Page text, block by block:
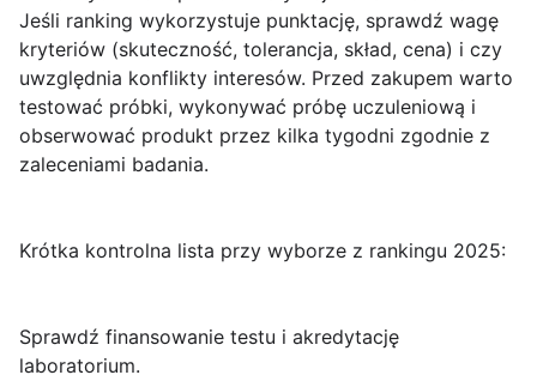
Jeśli ranking wykorzystuje punktację, sprawdź wagę
kryteriów (skuteczność, tolerancja, skład, cena) i czy
uwzględnia konflikty interesów. Przed zakupem warto
testować próbki, wykonywać próbę uczuleniową i
obserwować produkt przez kilka tygodni zgodnie z
zaleceniami badania.
Krótka kontrolna lista przy wyborze z rankingu 2025:
Sprawdź finansowanie testu i akredytację
laboratorium.